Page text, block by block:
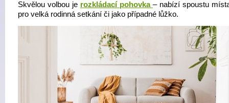
Skvělou volbou je rozkládací pohovka – nabízí spoustu
pro velká rodinná setkání či jako případné lůžko.